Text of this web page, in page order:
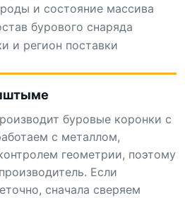
и состояние массива
бурового снаряда
и регион поставки
буровые коронки с
с металлом,
геометрии, поэтому
Если
сначала сверяем